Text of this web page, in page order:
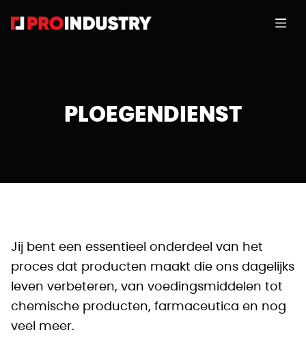
PLOEGENDIENST
Jij bent een essentieel onderdeel van het
proces dat producten maakt die ons dagelijks
leven verbeteren, van voedingsmiddelen tot
chemische producten, farmaceutica en nog
veel meer.